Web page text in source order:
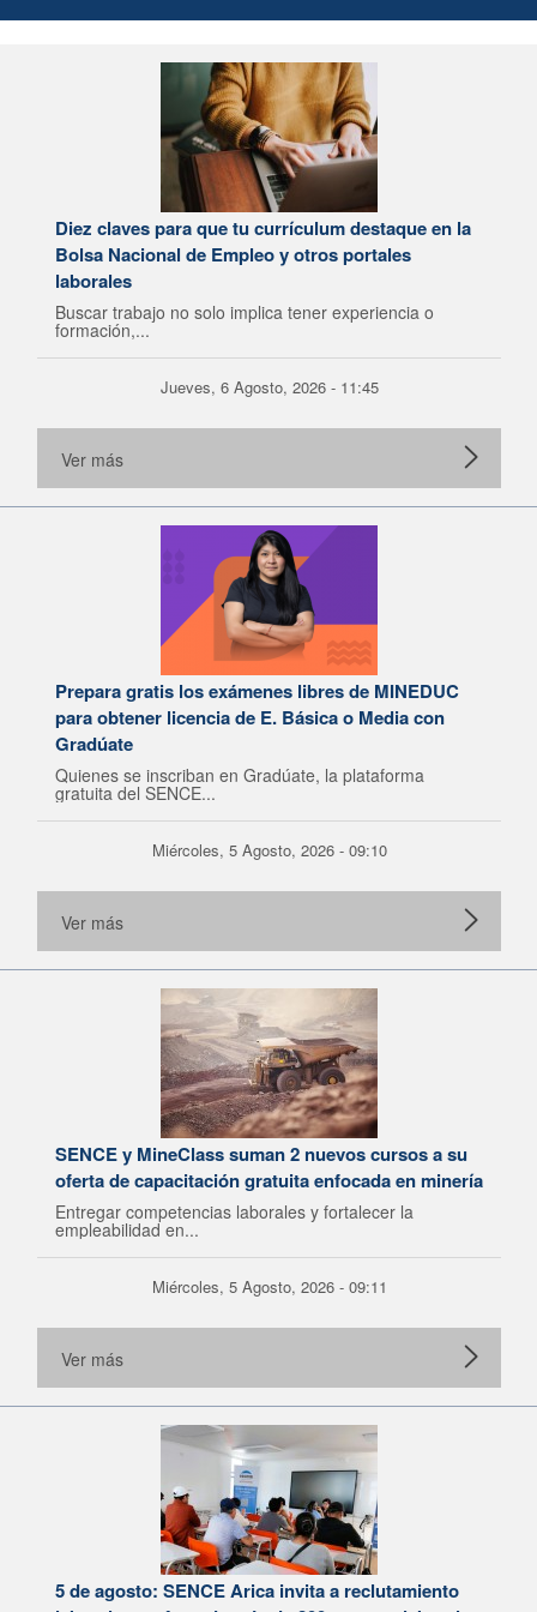
Diez claves para que tu currículum destaque en la
Bolsa Nacional de Empleo y otros portales
laborales
Buscar trabajo no solo implica tener experiencia o
formación,...
Jueves, 6 Agosto, 2026 - 11:45
Ver más
Prepara gratis los exámenes libres de MINEDUC
para obtener licencia de E. Básica o Media con
Gradúate
Quienes se inscriban en Gradúate, la plataforma
gratuita del SENCE...
Miércoles, 5 Agosto, 2026 - 09:10
Ver más
SENCE y MineClass suman 2 nuevos cursos a su
oferta de capacitación gratuita enfocada en minería
Entregar competencias laborales y fortalecer la
empleabilidad en...
Miércoles, 5 Agosto, 2026 - 09:11
Ver más
5 de agosto: SENCE Arica invita a reclutamiento